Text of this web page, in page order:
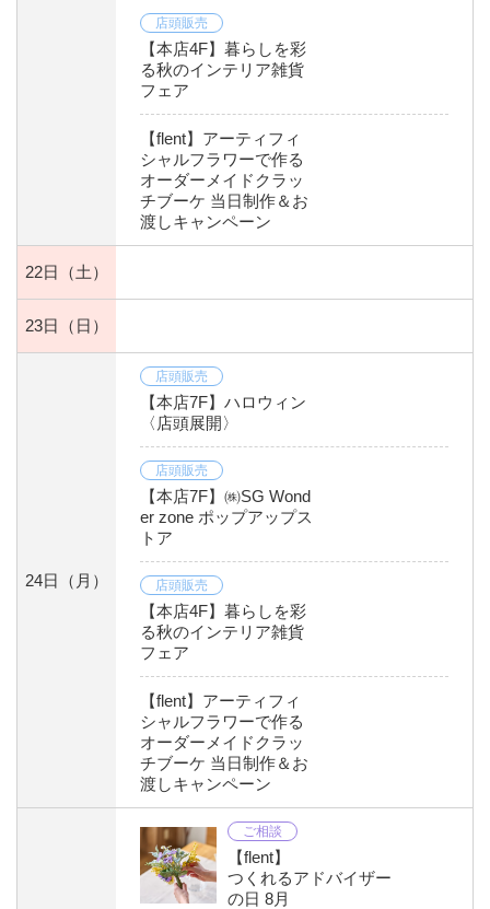
店頭販売
【本店4F】暮らしを彩
る秋のインテリア雑貨
フェア
【flent】アーティフィ
シャルフラワーで作る
オーダーメイドクラッ
チブーケ 当日制作＆お
渡しキャンペーン
22日 （土）
23日 （日）
24日 （月）
店頭販売
【本店7F】ハロウィン
〈店頭展開〉
店頭販売
【本店7F】㈱SG Wond
er zone ポップアップス
トア
店頭販売
【本店4F】暮らしを彩
る秋のインテリア雑貨
フェア
【flent】アーティフィ
シャルフラワーで作る
オーダーメイドクラッ
チブーケ 当日制作＆お
渡しキャンペーン
ご相談
【flent】
つくれるアドバイザー
の日 8月